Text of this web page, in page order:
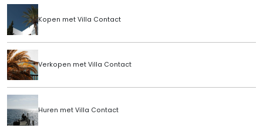
Kopen met Villa Contact
Verkopen met Villa Contact
Huren met Villa Contact